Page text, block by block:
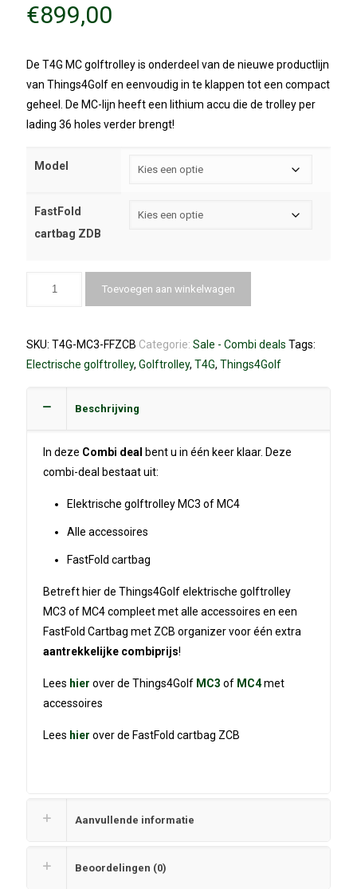
€899,00
De T4G MC golftrolley is onderdeel van de nieuwe productlijn
van Things4Golf en eenvoudig in te klappen tot een compact
geheel. De MC-lijn heeft een lithium accu die de trolley per
lading 36 holes verder brengt!
Model
FastFold
cartbag ZDB
Toevoegen aan winkelwagen
SKU: T4G-MC3-FFZCB Categorie: Sale - Combi deals Tags:
Electrische golftrolley, Golftrolley, T4G, Things4Golf
Beschrijving
In deze Combi deal
bent u in één keer klaar. Deze
combi-deal bestaat uit:
Elektrische golftrolley MC3 of MC4
Alle accessoires
FastFold cartbag
Betreft hier de Things4Golf elektrische golftrolley
MC3 of MC4 compleet met alle accessoires en een
FastFold Cartbag met ZCB organizer voor één extra
aantrekkelijke combiprijs!
Lees hier over de Things4Golf MC3 of MC4met
accessoires
Lees hier over de FastFold cartbag ZCB
Aanvullende informatie
Beoordelingen (0)